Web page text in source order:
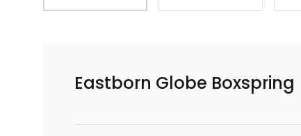
Eastborn Globe Boxspring